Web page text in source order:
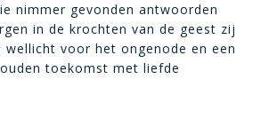
nimmer gevonden antwoorden
in de krochten van de geest zij
wellicht voor het ongenode en een
toekomst met liefde